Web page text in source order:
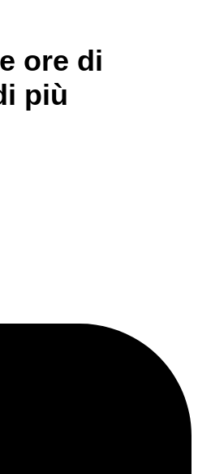
ore di
più